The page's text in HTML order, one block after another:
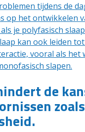
tijdens de
op het ontwikkelen
je polyfasisch
kan ook leiden
vooral als het
slapen.
de
zoals